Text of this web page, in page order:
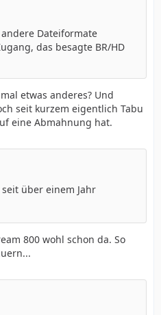
Dateiformate
das besagte BR/HD
etwas anderes? Und
seit kurzem eigentlich Tabu
eine Abmahnung hat.
über einem Jahr
800 wohl schon da. So